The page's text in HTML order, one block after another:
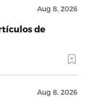
Aug 8, 2026
de
Aug 8, 2026